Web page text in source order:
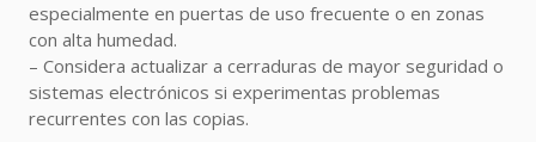
especialmente en puertas de uso frecuente o en zonas
con alta humedad.
– Considera actualizar a cerraduras de mayor seguridad o
sistemas electrónicos si experimentas problemas
recurrentes con las copias.